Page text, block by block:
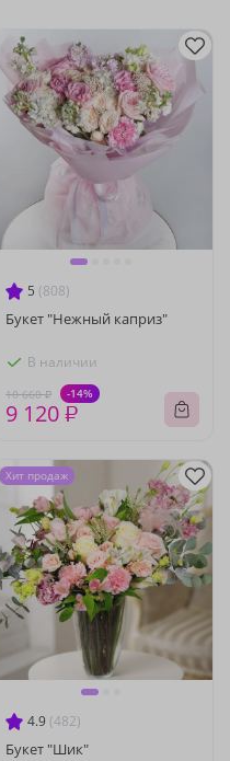
5 (808)
Букет "Нежный каприз"
В наличии
10 660 ₽ -14%
9 120 ₽
4.9 (482)
Букет "Шик"
Хит продаж